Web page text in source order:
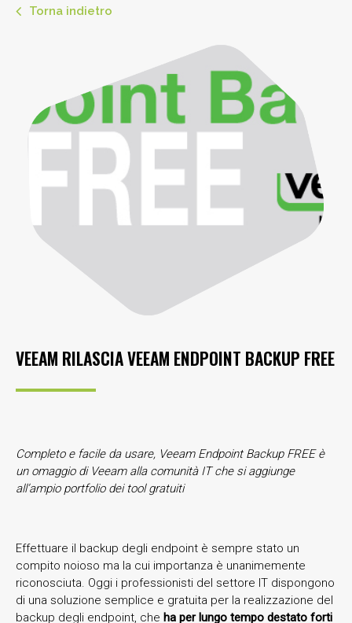
Torna indietro
VEEAM RILASCIA VEEAM ENDPOINT BACKUP FREE
Completo e facile da usare, Veeam Endpoint Backup FREE è
un omaggio di Veeam alla comunità IT che si aggiunge
all’ampio portfolio dei tool gratuiti
Effettuare il backup degli endpoint è sempre stato un
compito noioso ma la cui importanza è unanimemente
riconosciuta. Oggi i professionisti del settore IT dispongono
di una soluzione semplice e gratuita per la realizzazione del
backup degli endpoint, che ha per lungo tempo destato forti